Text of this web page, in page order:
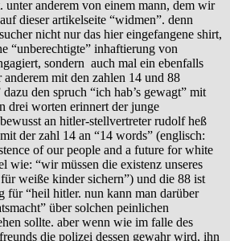
anderem von einem mann, dem wir
dieser artikelseite “widmen”. denn
nicht nur das hier eingefangene shirt,
“unberechtigte” inhaftierung von
sondern auch mal ein ebenfalls
anderem mit den zahlen 14 und 88
den spruch “ich hab’s gewagt” mit
drei worten erinnert der junge
an hitler-stellvertreter rudolf heß
der zahl 14 an “14 words” (englisch:
of our people and a future for white
wie: “wir müssen die existenz unseres
weiße kinder sichern”) und die 88 ist
für “heil hitler. nun kann man darüber
über solchen peinlichen
sollte. aber wenn wie im falle des
die polizei dessen gewahr wird, ihn